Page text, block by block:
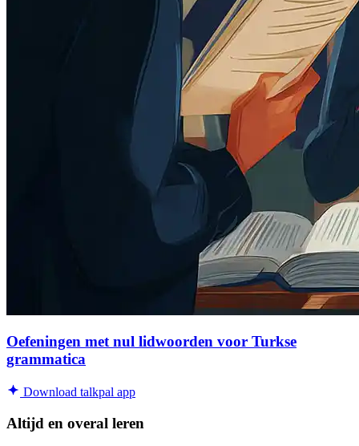
Oefeningen met nul lidwoorden voor Turkse
grammatica
Download talkpal app
Altijd en overal leren